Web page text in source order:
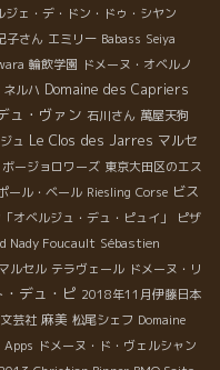
ジェ・デ・ドン・ドゥ・シヤン
子さん エミリー Babass Seiya
輪飲学園 ドメーヌ・オベルノ
ネルハ Domaine des Capriers
ュ・ヴァン 石川さん 萬屋天狗
ュ Le Clos des Jarres マルセ
ボージョロワーズ 東京大田区のエス
ール・ベール Riesling Corse ビス
オベルジュ・デュ・ピュイ」
ピザ
Nady Foucault Sébastien
ルセル テラヴェール ドメーヌ・リ
・デュ・ピ 2018年11月伊藤日本
芸社 麻美 松尾シェフ Domaine
Apps ドメーヌ・ド・ヴェルシャン